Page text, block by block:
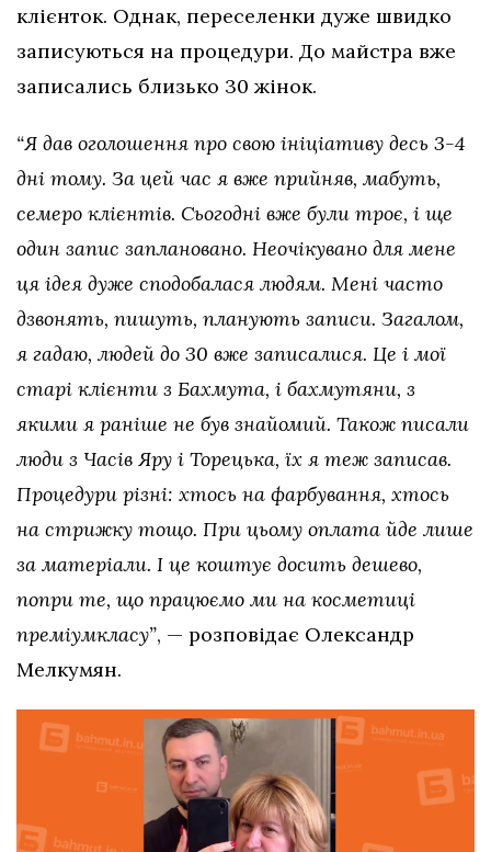
клієнток. Однак, переселенки дуже швидко
записуються на процедури. До майстра вже
записались близько 30 жінок.
“Я дав оголошення про свою ініціативу десь 3-4
дні тому. За цей час я вже прийняв, мабуть,
семеро клієнтів. Сьогодні вже були троє, і ще
один запис заплановано. Неочікувано для мене
ця ідея дуже сподобалася людям. Мені часто
дзвонять, пишуть, планують записи. Загалом,
я гадаю, людей до 30 вже записалися. Це і мої
старі клієнти з Бахмута, і бахмутяни, з
якими я раніше не був знайомий. Також писали
люди з Часів Яру і Торецька, їх я теж записав.
Процедури різні: хтось на фарбування, хтось
на стрижку тощо. При цьому оплата йде лише
за матеріали. І це коштує досить дешево,
попри те, що працюємо ми на косметиці
преміумкласу”, — розповідає Олександр
Мелкумян.